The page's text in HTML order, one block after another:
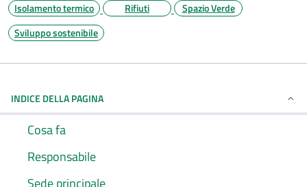
Isolamento termico
Rifiuti
Spazio Verde
Sviluppo sostenibile
INDICE DELLA PAGINA
Cosa fa
Responsabile
Sede principale